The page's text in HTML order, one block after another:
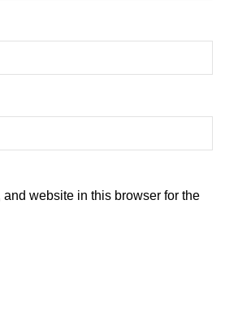
website in this browser for the